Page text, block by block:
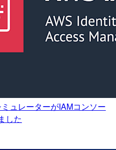
ュレーターがIAMコンソー
した